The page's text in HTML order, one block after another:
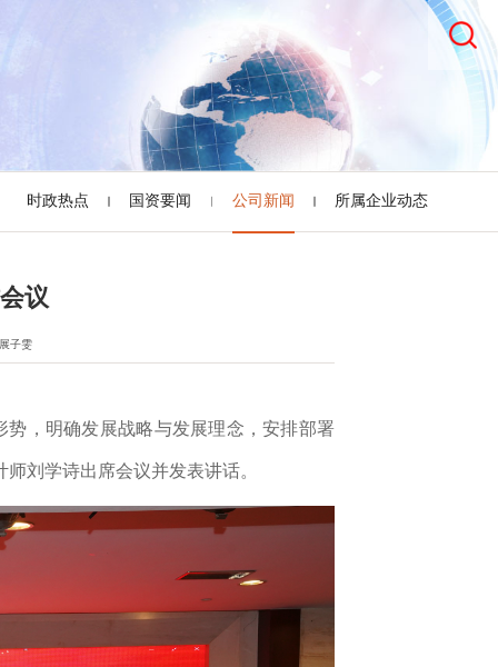
时政热点 国资要闻 公司新闻 所属企业动态
议
子雯
势，明确发展战略与发展理念，安排部署
刘学诗出席会议并发表讲话。